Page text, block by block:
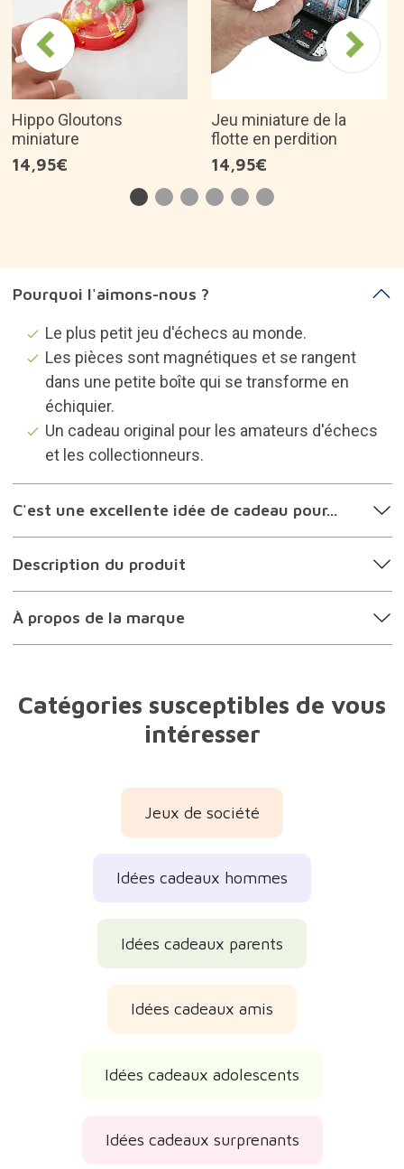
Hippo Gloutons
miniature
14,95€
Jeu miniature de la
flotte en perdition
14,95€
Pourquoi l'aimons-nous ?
Le plus petit jeu d'échecs au monde.
Les pièces sont magnétiques et se rangent
dans une petite boîte qui se transforme en
échiquier.
Un cadeau original pour les amateurs d'échecs
et les collectionneurs.
C'est une excellente idée de cadeau pour...
Description du produit
À propos de la marque
Catégories susceptibles de vous
intéresser
Jeux de société
Idées cadeaux hommes
Idées cadeaux parents
Idées cadeaux amis
Idées cadeaux adolescents
Idées cadeaux surprenants